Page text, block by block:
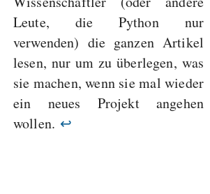
Leute, die Python nur
verwenden) die ganzen Artikel
lesen, nur um zu überlegen, was
sie machen, wenn sie mal wieder
ein neues Projekt angehen
wollen. ↩